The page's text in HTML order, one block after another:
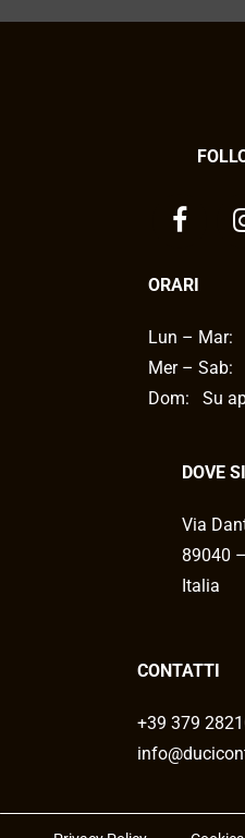
ORARI
Lun – Mar:
Mer – Sab:
Dom: Su
DOVE
Via
89040
Italia
CONTATTI
+39 379